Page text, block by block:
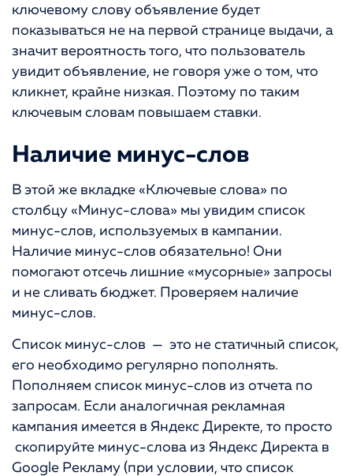
ключевому слову объявление будет
показываться не на первой странице выдачи, а
значит вероятность того, что пользователь
увидит объявление, не говоря уже о том, что
кликнет, крайне низкая. Поэтому по таким
ключевым словам повышаем ставки.
Наличие минус-слов
В этой же вкладке «Ключевые слова» по
столбцу «Минус-слова» мы увидим список
минус-слов, используемых в кампании.
Наличие минус-слов обязательно! Они
помогают отсечь лишние «мусорные» запросы
и не сливать бюджет. Проверяем наличие
минус-слов.
Список минус-слов — это не статичный список,
его необходимо регулярно пополнять.
Пополняем список минус-слов из отчета по
запросам. Если аналогичная рекламная
кампания имеется в Яндекс Директе, то просто
скопируйте минус-слова из Яндекс Директа в
Google Рекламу (при условии, что список